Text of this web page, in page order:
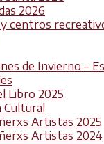
2026
centros
de Invierno –
Libro 2025
Cultural
Artistas 2025
Artistas 2024